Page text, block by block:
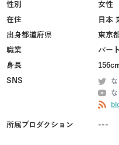
性別
女性
在住
日本
出身都道府県
東京
職業
パー
身長
SNS
な
な
所属プロダクション ---